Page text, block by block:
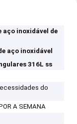
aço inoxidável de
aço inoxidável
316L ss
do
A SEMANA